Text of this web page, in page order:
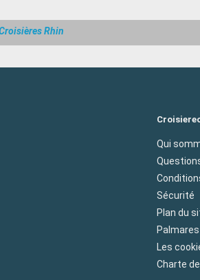
Rhin
Qui
Sécurité
Plan du
Palmares
Les
Charte